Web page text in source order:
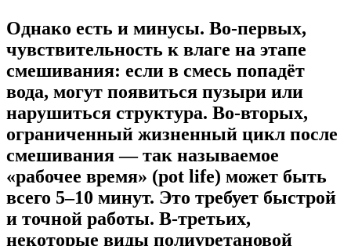
Однако есть и минусы. Во-первых,
чувствительность к влаге на этапе
смешивания: если в смесь попадёт
вода, могут появиться пузыри или
нарушиться структура. Во-вторых,
ограниченный жизненный цикл после
смешивания — так называемое
«рабочее время» (pot life) может быть
всего 5–10 минут. Это требует быстрой
и точной работы. В-третьих,
некоторые виды полиуретановой